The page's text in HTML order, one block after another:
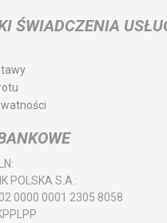
ŚWIADCZENIA
POLSKA S.A.:
0000 0001 2305 8058